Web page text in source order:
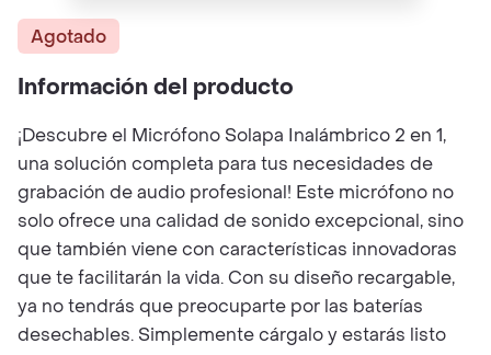
Agotado
Información del producto
¡Descubre el Micrófono Solapa Inalámbrico 2 en 1,
una solución completa para tus necesidades de
grabación de audio profesional! Este micrófono no
solo ofrece una calidad de sonido excepcional, sino
que también viene con características innovadoras
que te facilitarán la vida. Con su diseño recargable,
ya no tendrás que preocuparte por las baterías
desechables. Simplemente cárgalo y estarás listo